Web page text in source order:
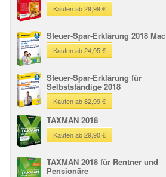
Kaufen ab 29,99 €
Steuer-Spar-Erklärung 2018 Mac
Kaufen ab 24,95 €
Steuer-Spar-Erklärung für
Selbstständige 2018
Kaufen ab 82,99 €
TAXMAN 2018
Kaufen ab 29,90 €
TAXMAN 2018 für Rentner und
Pensionäre